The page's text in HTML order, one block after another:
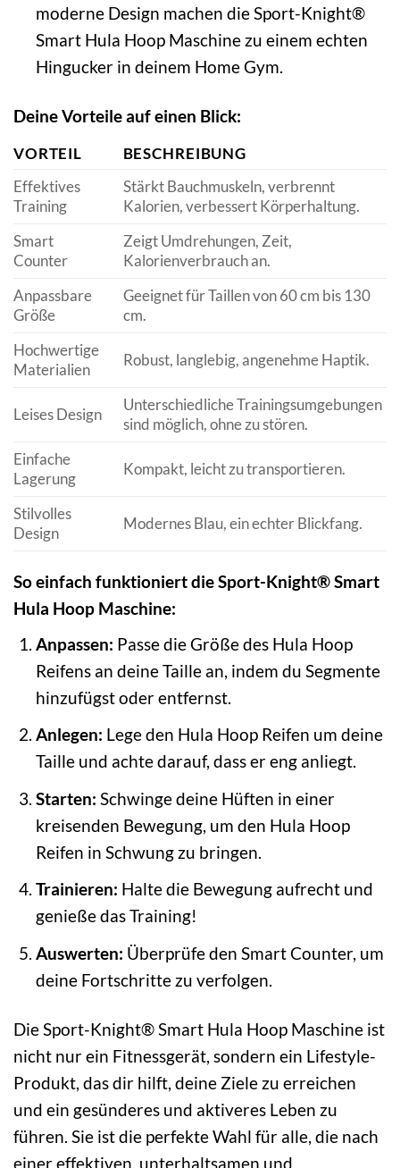
moderne Design machen die Sport-Knight®
Smart Hula Hoop Maschine zu einem echten
Hingucker in deinem Home Gym.
Deine Vorteile auf einen Blick:
VORTEIL
BESCHREIBUNG
Effektives
Training
Stärkt Bauchmuskeln, verbrennt
Kalorien, verbessert Körperhaltung.
Smart
Counter
Zeigt Umdrehungen, Zeit,
Kalorienverbrauch an.
Anpassbare
Größe
Geeignet für Taillen von 60 cm bis 130
cm.
Hochwertige
Materialien
Robust, langlebig, angenehme Haptik.
Leises Design
Unterschiedliche Trainingsumgebungen
sind möglich, ohne zu stören.
Einfache
Lagerung
Kompakt, leicht zu transportieren.
Stilvolles
Design
Modernes Blau, ein echter Blickfang.
So einfach funktioniert die Sport-Knight® Smart
Hula Hoop Maschine:
Anpassen: Passe die Größe des Hula Hoop
Reifens an deine Taille an, indem du Segmente
hinzufügst oder entfernst.
Anlegen: Lege den Hula Hoop Reifen um deine
Taille und achte darauf, dass er eng anliegt.
Starten: Schwinge deine Hüften in einer
kreisenden Bewegung, um den Hula Hoop
Reifen in Schwung zu bringen.
Trainieren: Halte die Bewegung aufrecht und
genieße das Training!
Auswerten: Überprüfe den Smart Counter, um
deine Fortschritte zu verfolgen.
Die Sport-Knight® Smart Hula Hoop Maschine ist
nicht nur ein Fitnessgerät, sondern ein Lifestyle-
Produkt, das dir hilft, deine Ziele zu erreichen
und ein gesünderes und aktiveres Leben zu
führen. Sie ist die perfekte Wahl für alle, die nach
einer effektiven, unterhaltsamen und